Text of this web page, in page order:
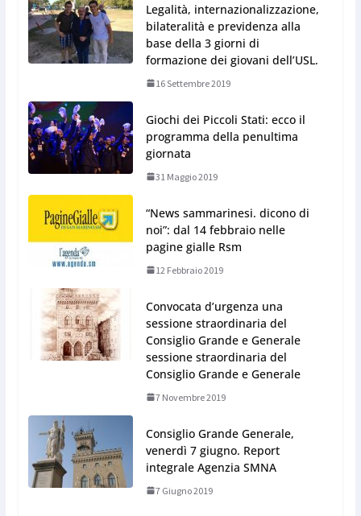
Legalità, internazionalizzazione,
bilateralità e previdenza alla
base della 3 giorni di
formazione dei giovani dell’USL.
16 Settembre 2019
Giochi dei Piccoli Stati: ecco il
programma della penultima
giornata
31 Maggio 2019
“News sammarinesi. dicono di
noi”: dal 14 febbraio nelle
pagine gialle Rsm
12 Febbraio 2019
Convocata d’urgenza una
sessione straordinaria del
Consiglio Grande e Generale
sessione straordinaria del
Consiglio Grande e Generale
7 Novembre 2019
Consiglio Grande Generale,
venerdì 7 giugno. Report
integrale Agenzia SMNA
7 Giugno 2019